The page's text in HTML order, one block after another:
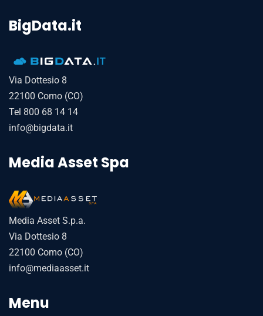
BigData.it
Via Dottesio 8
22100 Como (CO)
Tel 800 68 14 14
info@bigdata.it
Media Asset Spa
Media Asset S.p.a.
Via Dottesio 8
22100 Como (CO)
info@mediaasset.it
Menu